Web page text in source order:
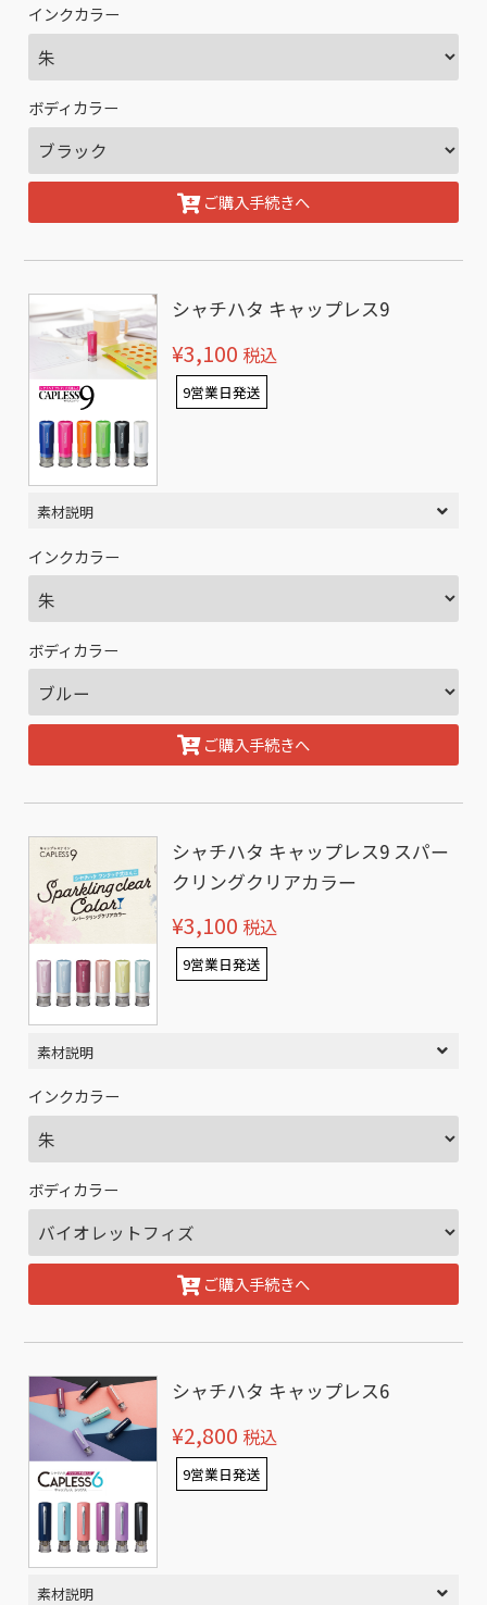
インクカラー
ボディカラー
ご購入手続きへ
シャチハタ キャップレス9
¥3,100 税込
9営業日発送
素材説明
インクカラー
ボディカラー
ご購入手続きへ
シャチハタ キャップレス9 スパー
クリングクリアカラー
¥3,100 税込
9営業日発送
素材説明
インクカラー
ボディカラー
ご購入手続きへ
シャチハタ キャップレス6
¥2,800 税込
9営業日発送
素材説明